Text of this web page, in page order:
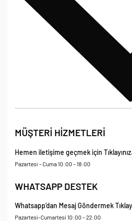
Çerez Politikası
Kişisel Verileri Koruma – Çerez ve
Mesafeli Satış Sözleşmesi
MÜŞTERİ HİZMETLERİ
Hemen iletişime geçmek için Tıklayınız.
Pazartesi – Cuma 10:00 – 18:00
WHATSAPP DESTEK
Whatsapp’dan Mesaj Göndermek
Pazartesi-Cumartesi 10:00 – 22:00